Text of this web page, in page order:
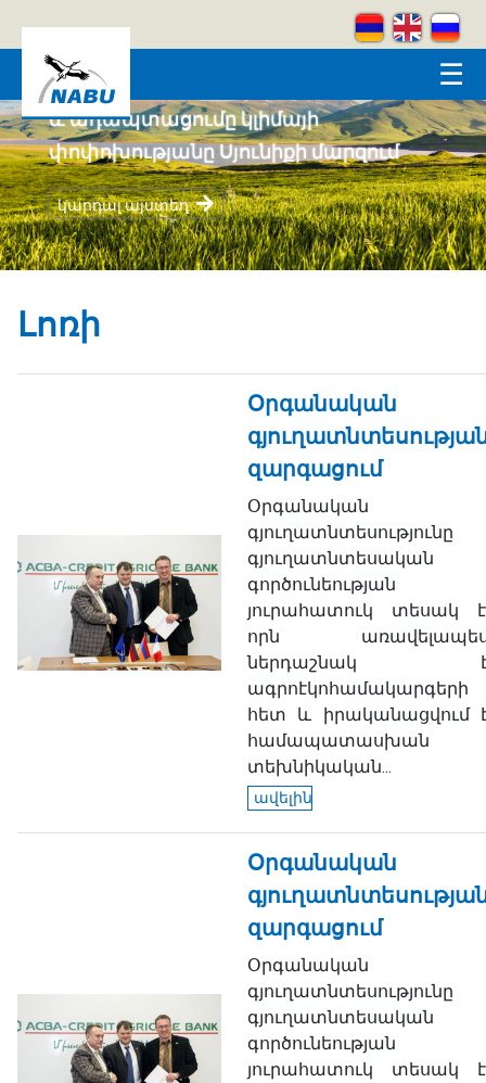
☰
Համայնքահեն բնապահպանությունը
և ադապտացումը կլիմայի
փոփոխությանը Սյունիքի մարզում
կարդալ այստեղ
Լոռի
Օրգանական
զարգացում
Օրգանական
գյուղատնտեսությունը
գյուղատնտեսական
գործունեության
յուրահատուկ տեսակ
որն
ներդաշնակ
ագրոէկոհամակարգերի
հետ և իրականացվում
համապատասխան
տեխնիկական...
ավելին
Օրգանական
զարգացում
Օրգանական
գյուղատնտեսությունը
գյուղատնտեսական
գործունեության
յուրահատուկ տեսակ